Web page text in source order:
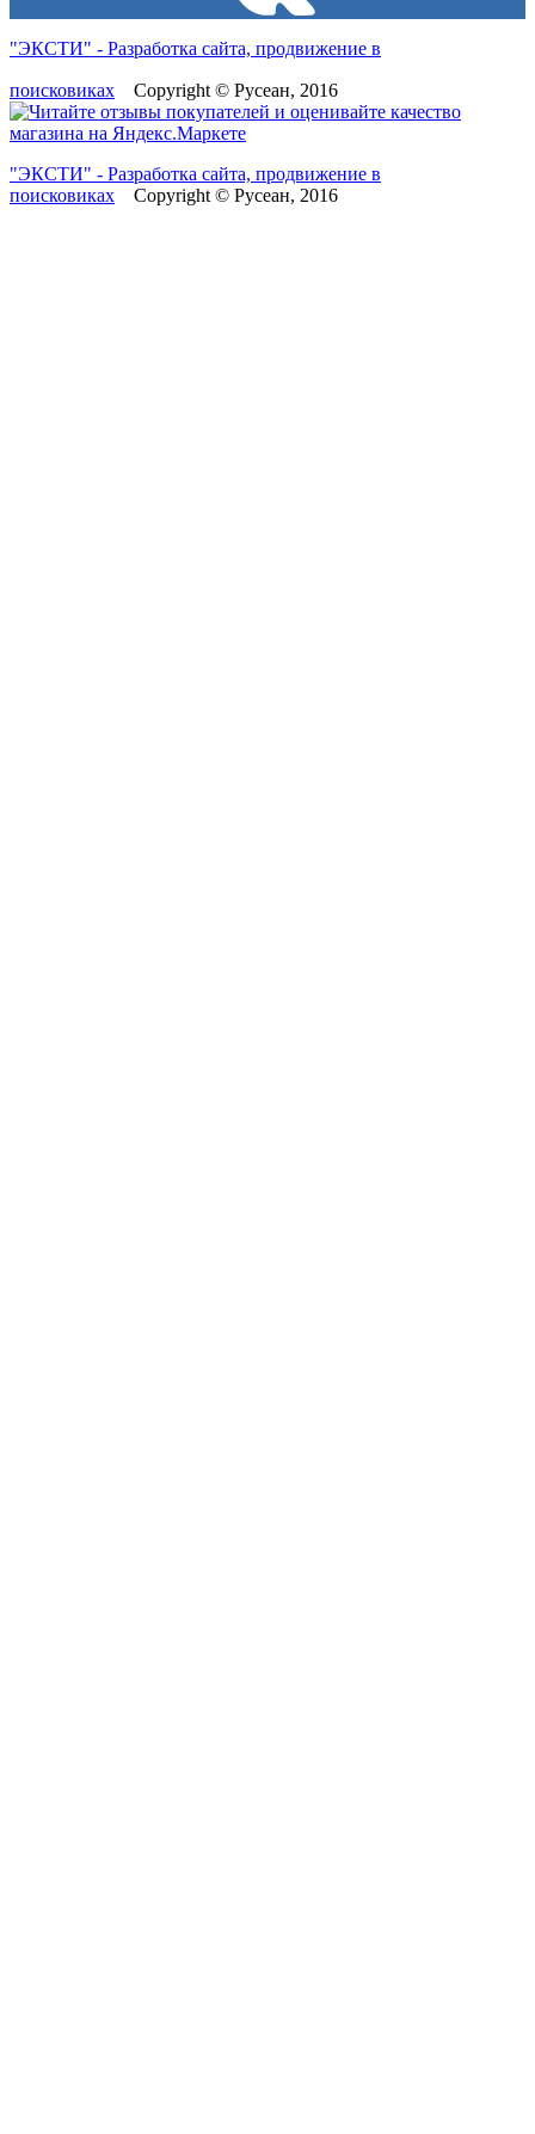
"ЭКСТИ" - Разработка сайта, продвижение в
поисковиках Copyright © Русеан, 2016
"ЭКСТИ" - Разработка сайта, продвижение в
поисковиках Copyright © Русеан, 2016